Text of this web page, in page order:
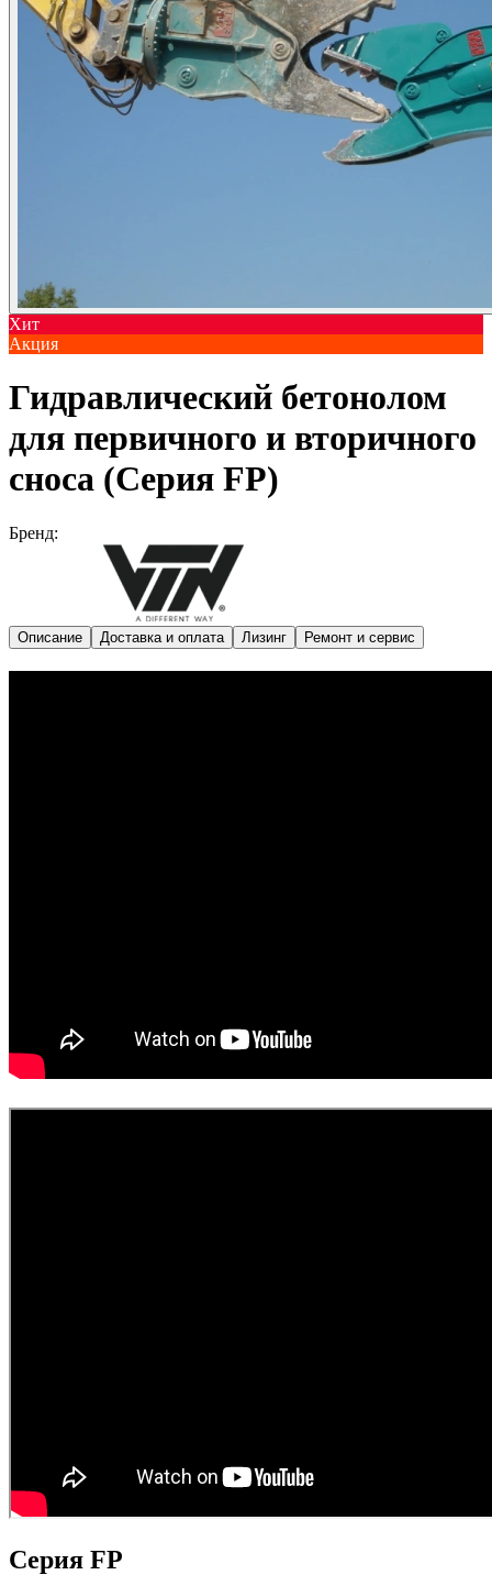
Хит
Акция
Гидравлический бетонолом
для первичного и вторичного
сноса (Серия FP)
Бренд:
Описание Доставка и оплата Лизинг Ремонт и сервис
Серия FP